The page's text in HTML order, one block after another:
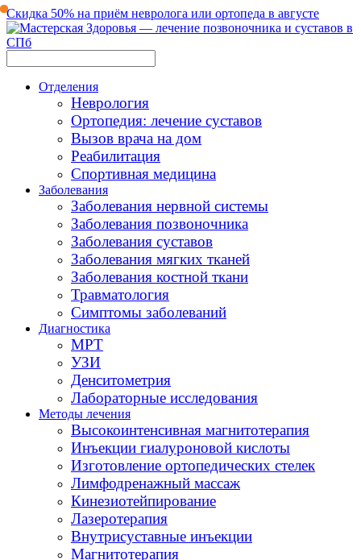
Скидка 50% на приём невролога или ортопеда в августе
Отделения
Неврология
Ортопедия: лечение суставов
Вызов врача на дом
Реабилитация
Спортивная медицина
Заболевания
Заболевания нервной системы
Заболевания позвоночника
Заболевания суставов
Заболевания мягких тканей
Заболевания костной ткани
Травматология
Симптомы заболеваний
Диагностика
МРТ
УЗИ
Денситометрия
Лабораторные исследования
Методы лечения
Высокоинтенсивная магнитотерапия
Инъекции гиалуроновой кислоты
Изготовление ортопедических стелек
Лимфодренажный массаж
Кинезиотейпирование
Лазеротерапия
Внутрисуставные инъекции
Магнитотерапия